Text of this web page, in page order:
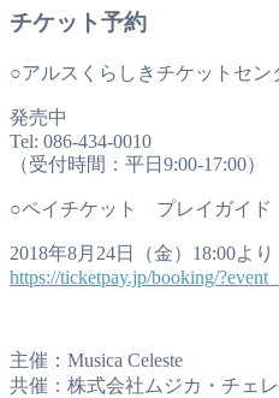
チケット予約
○アルスくらしきチケットセン
発売中
Tel: 086-434-0010
（受付時間：平日9:00-17:00）
○ペイチケット プレイガイド
2018年8月24日（金）18:00よ
https://ticketpay.jp/booking/
主催：Musica Celeste
共催：株式会社ムジカ・チェ